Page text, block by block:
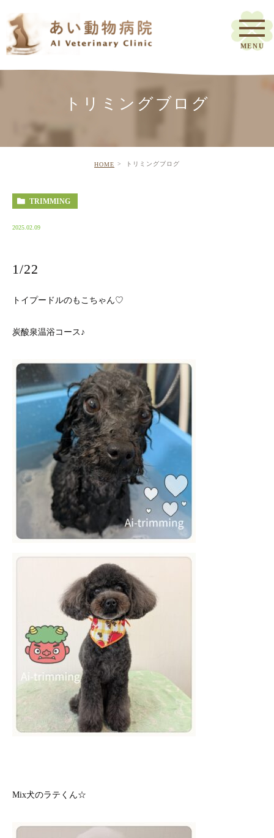
トリミングブログ
HOME トリミングブログ
TRIMMING
2025.02.09
1/22
トイプードルのもこちゃん♡
炭酸泉温浴コース♪
Mix犬のラテくん☆